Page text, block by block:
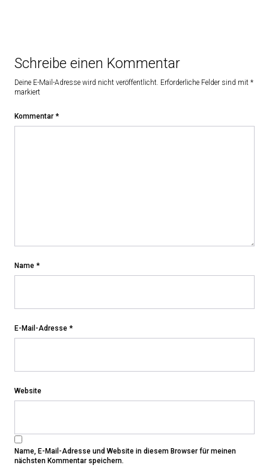
Schreibe einen Kommentar
Deine E-Mail-Adresse wird nicht veröffentlicht. Erforderliche Felder sind mit *
markiert
Kommentar *
Name *
E-Mail-Adresse *
Website
Name, E-Mail-Adresse und Website in diesem Browser für meinen
nächsten Kommentar speichern.